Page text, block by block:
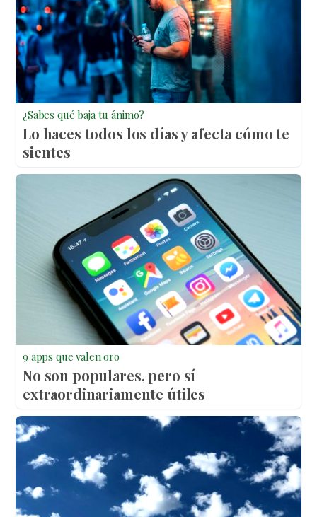
¿Sabes qué baja tu ánimo?
Lo haces todos los días y afecta cómo te
sientes
9 apps que valen oro
No son populares, pero sí
extraordinariamente útiles